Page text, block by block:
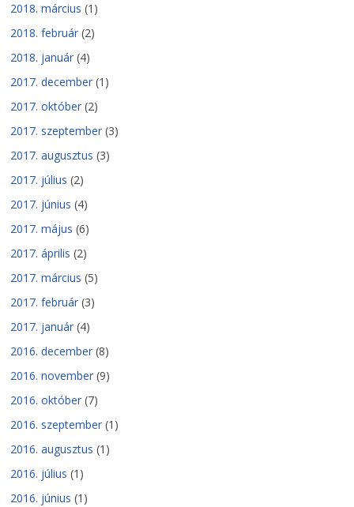
2018. március (1)
2018. február (2)
2018. január (4)
2017. december (1)
2017. október (2)
2017. szeptember (3)
2017. augusztus (3)
2017. július (2)
2017. június (4)
2017. május (6)
2017. április (2)
2017. március (5)
2017. február (3)
2017. január (4)
2016. december (8)
2016. november (9)
2016. október (7)
2016. szeptember (1)
2016. augusztus (1)
2016. július (1)
2016. június (1)